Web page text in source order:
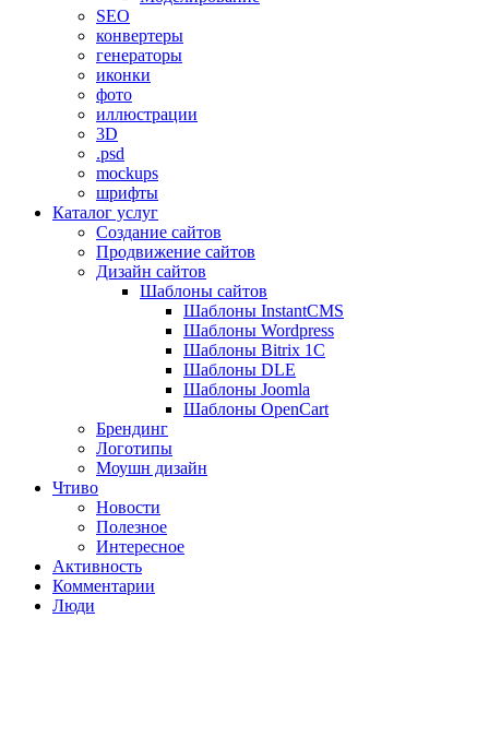
SEO
конвертеры
генераторы
иконки
фото
иллюстрации
3D
.psd
mockups
шрифты
Каталог услуг
Создание сайтов
Продвижение сайтов
Дизайн сайтов
Шаблоны сайтов
Шаблоны InstantCMS
Шаблоны Wordpress
Шаблоны Bitrix 1C
Шаблоны DLE
Шаблоны Joomla
Шаблоны OpenCart
Брендинг
Логотипы
Моушн дизайн
Чтиво
Новости
Полезное
Интересное
Активность
Комментарии
Люди